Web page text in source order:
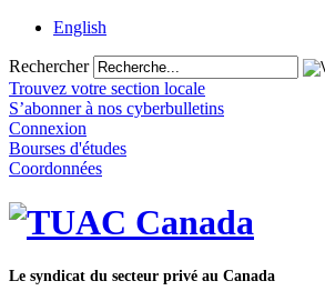
English
Rechercher
Trouvez votre section locale
S’abonner à nos cyberbulletins
Connexion
Bourses d'études
Coordonnées
Le syndicat du secteur privé au Canada